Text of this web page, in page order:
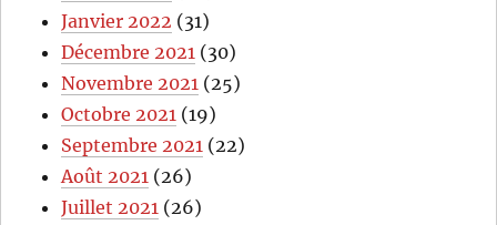
Janvier 2022 (31)
Décembre 2021 (30)
Novembre 2021 (25)
Octobre 2021 (19)
Septembre 2021 (22)
Août 2021 (26)
Juillet 2021 (26)